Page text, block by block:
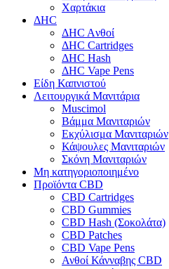
Χαρτάκια
ΔHC
ΔHC Aνθοί
ΔHC Cartridges
ΔHC Hash
ΔHC Vape Pens
Είδη Καπνιστού
Λειτουργικά Μανιτάρια
Muscimol
Βάμμα Μανιταριών
Εκχύλισμα Μανιταριών
Κάψουλες Μανιταριών
Σκόνη Μανιταριών
Μη κατηγοριοποιημένο
Προϊόντα CBD
CBD Cartridges
CBD Gummies
CBD Hash (Σοκολάτα)
CBD Patches
CBD Vape Pens
Ανθοί Κάνναβης CBD